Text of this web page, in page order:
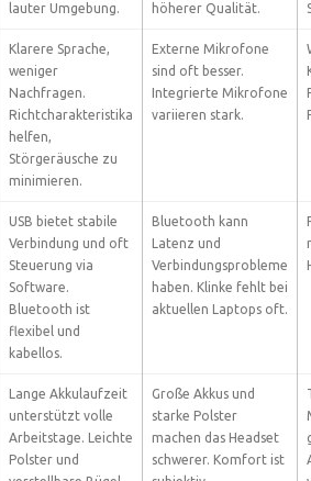
lauter Umgebung.
höherer Qualität.
Klarere Sprache,
weniger
Nachfragen.
Richtcharakteristika
helfen,
Störgeräusche zu
minimieren.
Externe Mikrofone
sind oft besser.
Integrierte Mikrofone
variieren stark.
USB bietet stabile
Verbindung und oft
Steuerung via
Software.
Bluetooth ist
flexibel und
kabellos.
Bluetooth kann
Latenz und
Verbindungsprobleme
haben. Klinke fehlt bei
aktuellen Laptops oft.
Lange Akkulaufzeit
unterstützt volle
Arbeitstage. Leichte
Polster und
Große Akkus und
starke Polster
machen das Headset
schwerer. Komfort ist